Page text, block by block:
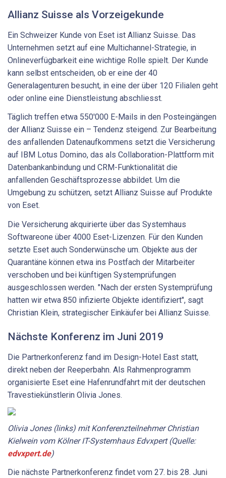
Allianz Suisse als Vorzeigekunde
Ein Schweizer Kunde von Eset ist Allianz Suisse. Das
Unternehmen setzt auf eine Multichannel-Strategie, in
Onlineverfügbarkeit eine wichtige Rolle spielt. Der Kunde
kann selbst entscheiden, ob er eine der 40
Generalagenturen besucht, in eine der über 120 Filialen geht
oder online eine Dienstleistung abschliesst.
Täglich treffen etwa 550'000 E-Mails in den Posteingängen
der Allianz Suisse ein – Tendenz steigend. Zur Bearbeitung
des anfallenden Datenaufkommens setzt die Versicherung
auf IBM Lotus Domino, das als Collaboration-Plattform mit
Datenbankanbindung und CRM-Funktionalität die
anfallenden Geschäftsprozesse abbildet. Um die
Umgebung zu schützen, setzt Allianz Suisse auf Produkte
von Eset.
Die Versicherung akquirierte über das Systemhaus
Softwareone über 4000 Eset-Lizenzen. Für den Kunden
setzte Eset auch Sonderwünsche um. Objekte aus der
Quarantäne können etwa ins Postfach der Mitarbeiter
verschoben und bei künftigen Systemprüfungen
ausgeschlossen werden. "Nach der ersten Systemprüfung
hatten wir etwa 850 infizierte Objekte identifiziert", sagt
Christian Klein, strategischer Einkäufer bei Allianz Suisse.
Nächste Konferenz im Juni 2019
Die Partnerkonferenz fand im Design-Hotel East statt,
direkt neben der Reeperbahn. Als Rahmenprogramm
organisierte Eset eine Hafenrundfahrt mit der deutschen
Travestiekünstlerin Olivia Jones.
Olivia Jones (links) mit Konferenzteilnehmer Christian
Kielwein vom Kölner IT-Systemhaus Edvxpert (Quelle:
edvxpert.de)
Die nächste Partnerkonferenz findet vom 27. bis 28. Juni